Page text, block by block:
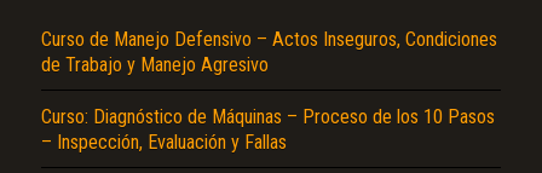
Curso de Manejo Defensivo – Actos Inseguros, Condiciones
de Trabajo y Manejo Agresivo
Curso: Diagnóstico de Máquinas – Proceso de los 10 Pasos
– Inspección, Evaluación y Fallas